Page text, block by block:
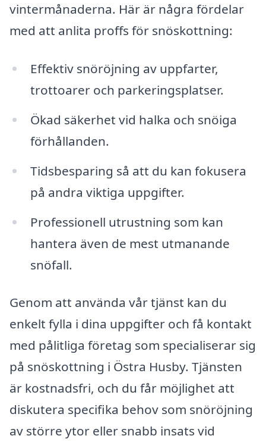
vintermånaderna. Här är några fördelar
med att anlita proffs för snöskottning:
Effektiv snöröjning av uppfarter,
trottoarer och parkeringsplatser.
Ökad säkerhet vid halka och snöiga
förhållanden.
Tidsbesparing så att du kan fokusera
på andra viktiga uppgifter.
Professionell utrustning som kan
hantera även de mest utmanande
snöfall.
Genom att använda vår tjänst kan du
enkelt fylla i dina uppgifter och få kontakt
med pålitliga företag som specialiserar sig
på snöskottning i Östra Husby. Tjänsten
är kostnadsfri, och du får möjlighet att
diskutera specifika behov som snöröjning
av större ytor eller snabb insats vid